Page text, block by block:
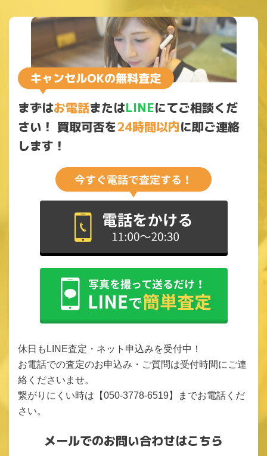
まずはお電話またはLINEにてご相談くだ
さい！ 買取可否を24時間以内に即ご連絡
します！
休日もLINE査定・ネット申込みを受付中！
お電話での査定のお申込み・ご質問は受付時間にご連
絡くださいませ。
繋がりにくい時は【050-3778-6519】までお電話くだ
さい。
メールでのお問い合わせはこちら